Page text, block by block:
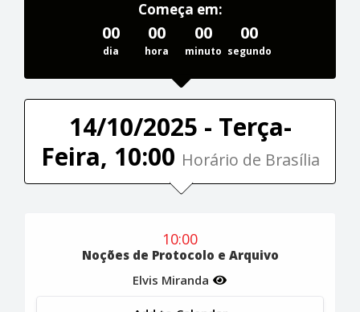
Começa em:
00
dia
00
hora
00
minuto
00
segundo
14/10/2025 - Terça-
Feira, 10:00 Horário de Brasília
10:00
Noções de Protocolo e Arquivo
Elvis Miranda